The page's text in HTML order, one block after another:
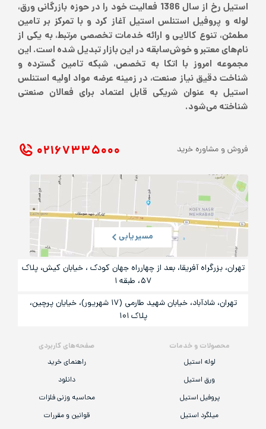
استیل رخ از سال 1386 فعالیت خود را در حوزه بازرگانی ورق،
لوله و پروفیل استنلس استیل آغاز کرد و با تمرکز بر تامین
مطمئن، تنوع کالایی و ارائه خدمات تخصصی مرتبط، به یکی از
نام‌های معتبر و خوش‌سابقه در این بازار تبدیل شده است. این
مجموعه امروز با اتکا به تخصص، شبکه تامین گسترده و
شناخت دقیق نیاز صنعت، در زمینه عرضه مواد اولیه استنلس
استیل به عنوان شریکی قابل اعتماد برای فعالان صنعتی
شناخته می‌شود.
محصولات و خدمات
لوله استیل
ورق استیل
پروفیل استیل
میلگرد استیل
صفحه‌های کاربردی
راهنمای خرید
دانلود
محاسبه وزنی فلزات
قوانین و مقررات
فروش و مشاوره خرید ۰۲۱ ۶۷۳۳۵۰۰۰
مسیریابی
تهران، بزرگراه آفریقا، بعد از چهارراه جهان کودک ، خیابان کیش، پلاک
۵۷، طبقه ۱
تهران، شادآباد، خیابان شهید طارمی (۱۷ شهریور)، خیایان پرچین،
پلاک ۱۰۱